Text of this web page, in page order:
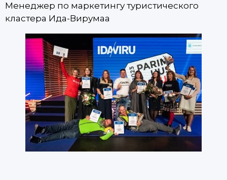
Менеджер по маркетингу туристического
кластера Ида-Вирумаа